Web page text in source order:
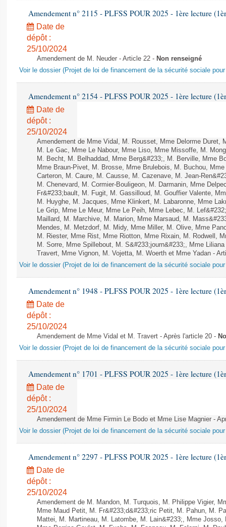
Amendement n° 2115 - PLFSS POUR 2025 - 1ère lecture
Date de
dépôt :
25/10/2024
Amendement de M. Neuder - Article 22 - Non renseigné
Voir le dossier (Projet de loi de financement de la sécurité sociale pour
Amendement n° 2154 - PLFSS POUR 2025 - 1ère lecture
Date de
dépôt :
25/10/2024
Amendement de Mme Vidal, M. Rousset, Mme Delorme Duret,
M. Le Gac, Mme Le Nabour, Mme Liso, Mme Missoffe, M.
M. Becht, M. Belhaddad, Mme Berg&#233;, M. Berville, Mme
Mme Braun-Pivet, M. Brosse, Mme Brulebois, M. Buchou,
Carteron, M. Caure, M. Causse, M. Cazenave, M. Jean-
M. Chenevard, M. Cormier-Bouligeon, M. Darmanin, Mme
Fr&#233;bault, M. Fugit, M. Gassilloud, M. Gouffier Valente,
M. Huyghe, M. Jacques, Mme Klinkert, M. Labaronne, Mme
Le Grip, Mme Le Meur, Mme Le Peih, Mme Lebec, M.
Maillard, M. Marchive, M. Marion, Mme Marsaud, M.
Mendes, M. Metzdorf, M. Midy, Mme Miller, M. Olive, Mme
M. Riester, Mme Rist, Mme Riotton, Mme Rixain, M. Rodwell,
M. Sorre, Mme Spillebout, M. S&#233;journ&#233;, Mme
Travert, Mme Vignon, M. Vojetta, M. Woerth et Mme Yadan -
Voir le dossier (Projet de loi de financement de la sécurité sociale pour
Amendement n° 1948 - PLFSS POUR 2025 - 1ère lecture
Date de
dépôt :
25/10/2024
Amendement de Mme Vidal et M. Travert - Après l'article 20 -
Voir le dossier (Projet de loi de financement de la sécurité sociale pour
Amendement n° 1701 - PLFSS POUR 2025 - 1ère lecture
Date de
dépôt :
25/10/2024
Amendement de Mme Firmin Le Bodo et Mme Lise Magnier -
Voir le dossier (Projet de loi de financement de la sécurité sociale pour
Amendement n° 2297 - PLFSS POUR 2025 - 1ère lecture
Date de
dépôt :
25/10/2024
Amendement de M. Mandon, M. Turquois, M. Philippe Vigier,
Mme Maud Petit, M. Fr&#233;d&#233;ric Petit, M. Pahun, M.
Mattei, M. Martineau, M. Latombe, M. Lain&#233;, Mme